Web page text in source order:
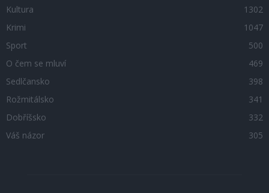
Kultura
1302
Krimi
1047
Sport
500
O čem se mluví
469
Sedlčansko
398
Rožmitálsko
341
Dobříšsko
332
Váš názor
305